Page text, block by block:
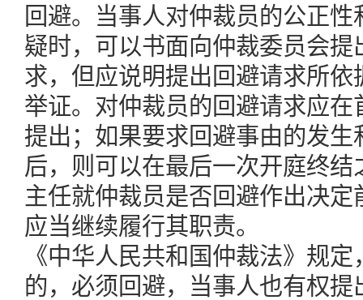
回避。当事人对仲裁员的公正
疑时，可以书面向仲裁委员会
求，但应说明提出回避请求所
举证。对仲裁员的回避请求应
提出；如果要求回避事由的发
后，则可以在最后一次开庭终
主任就仲裁员是否回避作出决
应当继续履行其职责。
《中华人民共和国仲裁法》规
的，必须回避，当事人也有权